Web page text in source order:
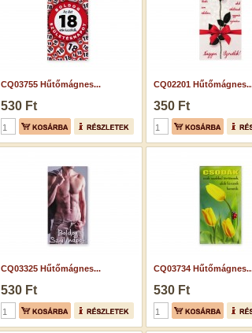
CQ03755 Hűtőmágnes...
530 Ft
CQ02201
350 Ft
CQ03325 Hűtőmágnes...
530 Ft
CQ03734
530 Ft